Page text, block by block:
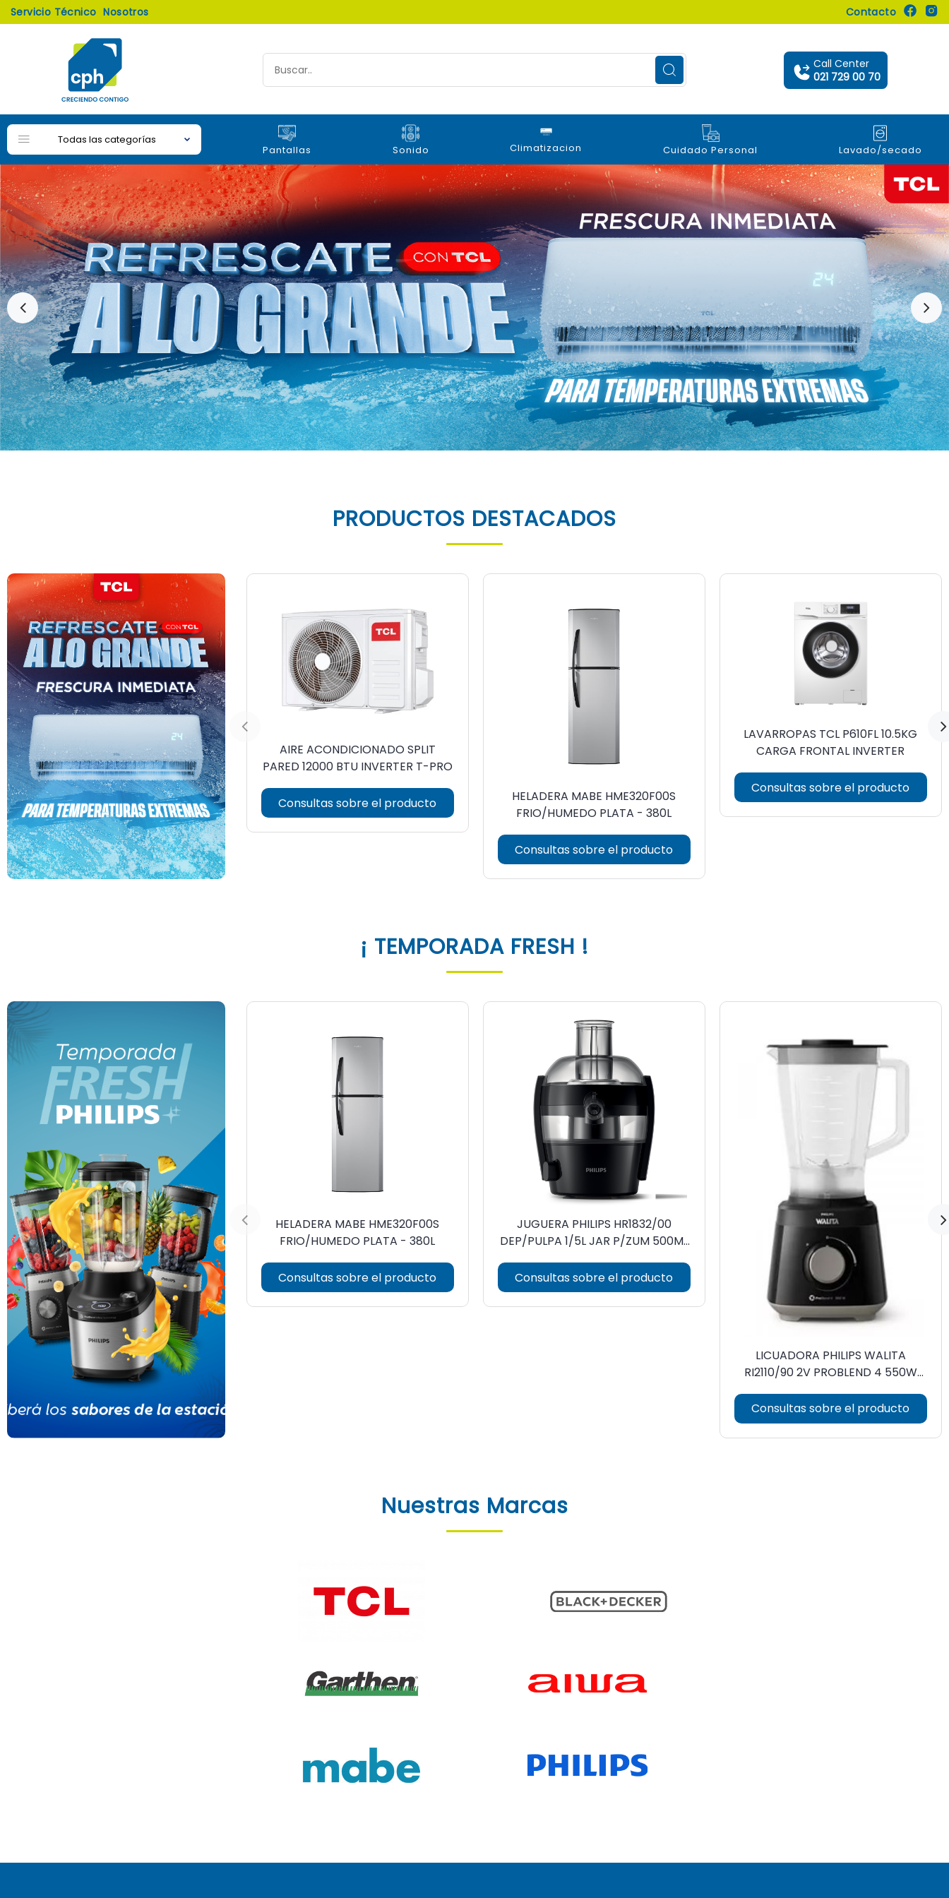
Servicio Técnico Nosotros Contacto
Call Center
021 729 00 70
Todas las categorías
Pantallas Sonido Climatizacion Cuidado Personal Lavado/secado
PRODUCTOS DESTACADOS
AIRE ACONDICIONADO SPLIT
PARED 12000 BTU INVERTER T-PRO
Consultas sobre el producto
HELADERA MABE HME320F00S
FRIO/HUMEDO PLATA - 380L
Consultas sobre el producto
LAVARROPAS TCL P610FL 10.5KG
CARGA FRONTAL INVERTER
Consultas sobre el producto
¡ TEMPORADA FRESH !
HELADERA MABE HME320F00S
FRIO/HUMEDO PLATA - 380L
Consultas sobre el producto
JUGUERA PHILIPS HR1832/00
DEP/PULPA 1/5L JAR P/ZUM 500ML
Consultas sobre el producto
LICUADORA PHILIPS WALITA
RI2110/90 2V PROBLEND 4 550W
Consultas sobre el producto
Nuestras Marcas